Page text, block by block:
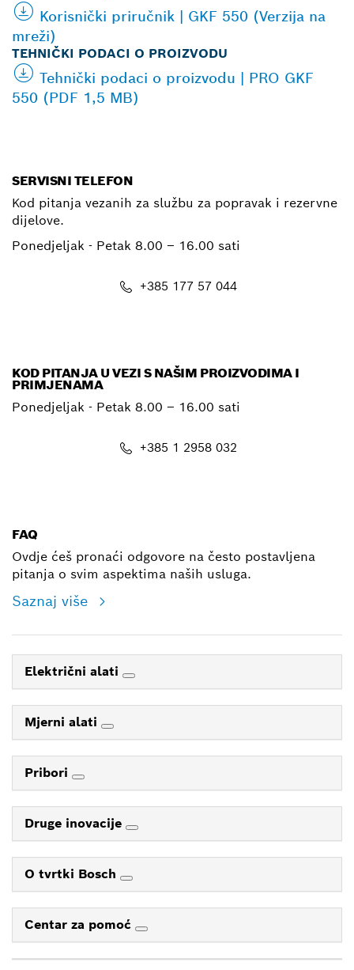
Korisnički priručnik | GKF 550 (Verzija na
mreži)
TEHNIČKI PODACI O PROIZVODU
Tehnički podaci o proizvodu | PRO GKF
550 (PDF 1,5 MB)
SERVISNI TELEFON
Kod pitanja vezanih za službu za popravak i rezervne
dijelove.
Ponedjeljak - Petak 8.00 – 16.00 sati
+385 177 57 044
KOD PITANJA U VEZI S NAŠIM PROIZVODIMA I
PRIMJENAMA
Ponedjeljak - Petak 8.00 – 16.00 sati
+385 1 2958 032
FAQ
Ovdje ćeš pronaći odgovore na često postavljena
pitanja o svim aspektima naših usluga.
Saznaj više
Električni alati
Mjerni alati
Pribori
Druge inovacije
O tvrtki Bosch
Centar za pomoć